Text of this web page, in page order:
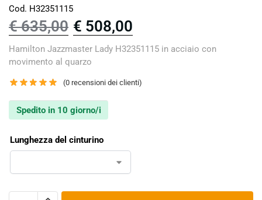
Cod. H32351115
€635,00 € 508,00
Hamilton Jazzmaster Lady H32351115 in acciaio con
movimento al quarzo
(0 recensioni dei clienti)
Spedito in 10 giorno/i
Lunghezza del cinturino